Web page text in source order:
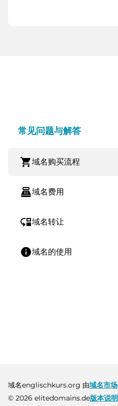
常见问题与解答
shopping_cart域名购买流程
point_of_sale域名费用
move_down域名转让
info域名的使用
域名englischkurs.org 由域名市场
© 2026 elitedomains.de版本说明